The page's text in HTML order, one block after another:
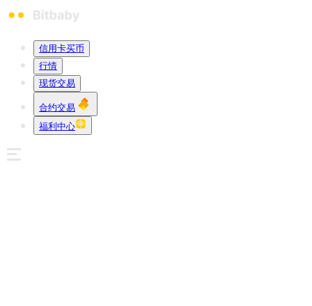
信用卡买币
行情
现货交易
合约交易
福利中心